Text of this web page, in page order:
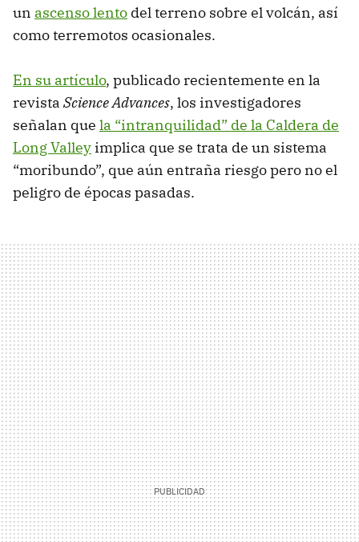
un ascenso lento del terreno sobre el volcán, así
como terremotos ocasionales.
En su artículo, publicado recientemente en la
revista Science Advances, los investigadores
señalan que la “intranquilidad” de la Caldera de
Long Valley implica que se trata de un sistema
“moribundo”, que aún entraña riesgo pero no el
peligro de épocas pasadas.